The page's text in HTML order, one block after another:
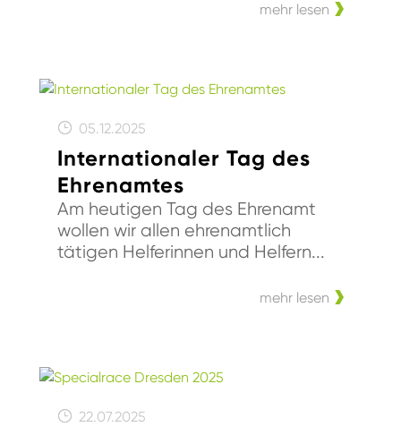
mehr lesen
05.12.2025
Internationaler Tag des
Ehrenamtes
Am heutigen Tag des Ehrenamt
wollen wir allen ehrenamtlich
tätigen Helferinnen und Helfern...
mehr lesen
22.07.2025